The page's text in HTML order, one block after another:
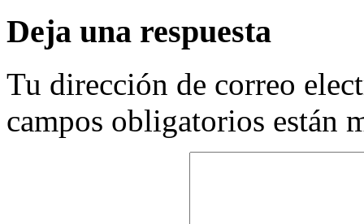
Deja una respuesta
Tu dirección de correo
campos obligatorios están